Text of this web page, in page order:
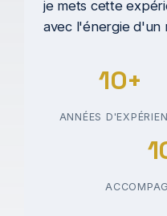
je mets cette
avec l'énergie d'un
10+
ANNÉES